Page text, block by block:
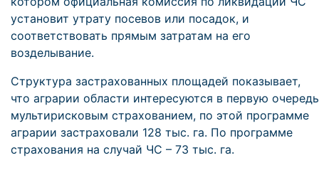
установит утрату посевов или посадок, и
соответствовать прямым затратам на его
возделывание.
Структура застрахованных площадей показывает,
что аграрии области интересуются в первую очередь
мультирисковым страхованием, по этой программе
аграрии застраховали 128 тыс. га. По программе
страхования на случай ЧС – 73 тыс. га.